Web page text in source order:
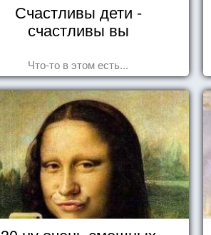
Счастливы дети -
счастливы вы
Что-то в этом есть...